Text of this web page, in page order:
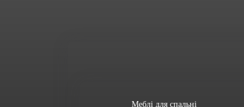
Меблі для спальні